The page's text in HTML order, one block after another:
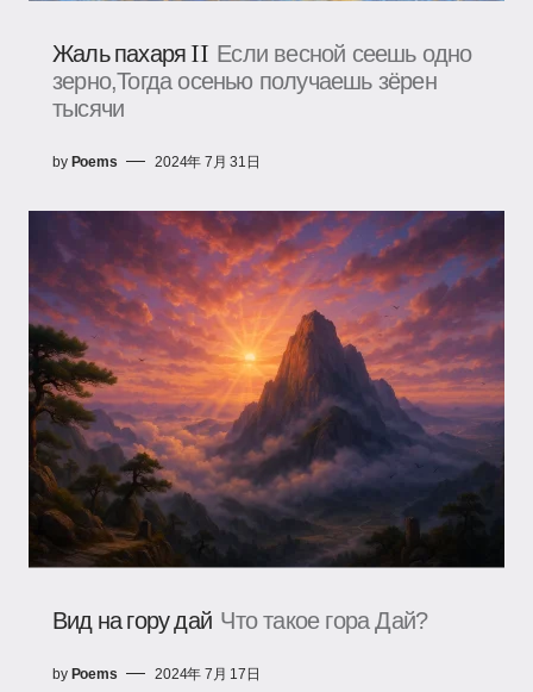
Жаль пахаря II Если весной сеешь одно
зерно,Тогда осенью получаешь зёрен
тысячи
by Poems 2024年 7月 31日
Вид на гору дай Что такое гора Дай?
by Poems 2024年 7月 17日